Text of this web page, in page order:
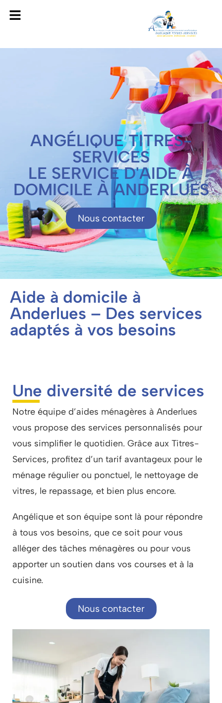
ANGÉLIQUE TITRES-
SERVICES
LE SERVICE D'AIDE À
DOMICILE À ANDERLUES
Nous contacter
Aide à domicile à
Anderlues – Des services
adaptés à vos besoins
Une diversité de services
Notre équipe d’aides ménagères à Anderlues
vous propose des services personnalisés pour
vous simplifier le quotidien. Grâce aux Titres-
Services, profitez d’un tarif avantageux pour le
ménage régulier ou ponctuel, le nettoyage de
vitres, le repassage, et bien plus encore.
Angélique et son équipe sont là pour répondre
à tous vos besoins, que ce soit pour vous
alléger des tâches ménagères ou pour vous
apporter un soutien dans vos courses et à la
cuisine.
Nous contacter